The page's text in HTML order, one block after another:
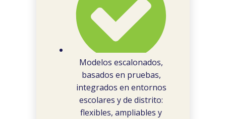
Modelos escalonados,
basados en pruebas,
integrados en entornos
escolares y de distrito:
flexibles, ampliables y